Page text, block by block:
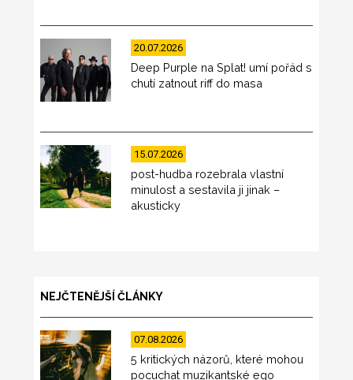
20.07.2026
Deep Purple na Splat! umí pořád s
chutí zatnout riff do masa
15.07.2026
post-hudba rozebrala vlastní
minulost a sestavila ji jinak –
akusticky
NEJČTENĚJŠÍ ČLÁNKY
07.08.2026
5 kritických názorů, které mohou
pocuchat muzikantské ego